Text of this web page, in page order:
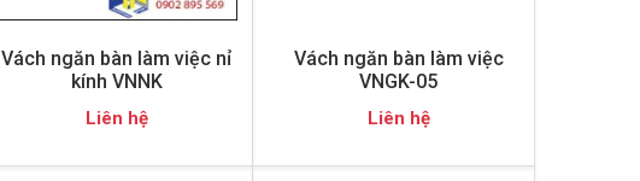
Vách ngăn bàn làm việc nỉ
kính VNNK
Liên hệ
Vách ngăn bàn làm việc
VNGK-05
Liên hệ